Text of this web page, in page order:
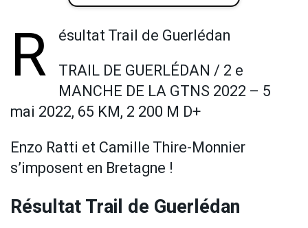
R ésultat Trail de Guerlédan
TRAIL DE GUERLÉDAN / 2 e
MANCHE DE LA GTNS 2022 – 5
mai 2022, 65 KM, 2 200 M D+
Enzo Ratti et Camille Thire-Monnier
s’imposent en Bretagne !
Résultat Trail de Guerlédan